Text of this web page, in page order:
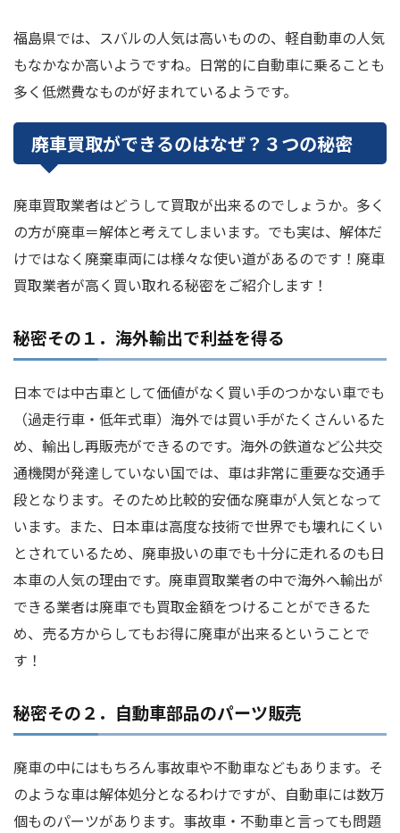
福島県では、スバルの人気は高いものの、軽自動車の人気
もなかなか高いようですね。日常的に自動車に乗ることも
多く低燃費なものが好まれているようです。
廃車買取ができるのはなぜ？３つの秘密
廃車買取業者はどうして買取が出来るのでしょうか。多く
の方が廃車＝解体と考えてしまいます。でも実は、解体だ
けではなく廃棄車両には様々な使い道があるのです！廃車
買取業者が高く買い取れる秘密をご紹介します！
秘密その１．海外輸出で利益を得る
日本では中古車として価値がなく買い手のつかない車でも
（過走行車・低年式車）海外では買い手がたくさんいるた
め、輸出し再販売ができるのです。海外の鉄道など公共交
通機関が発達していない国では、車は非常に重要な交通手
段となります。そのため比較的安価な廃車が人気となって
います。また、日本車は高度な技術で世界でも壊れにくい
とされているため、廃車扱いの車でも十分に走れるのも日
本車の人気の理由です。廃車買取業者の中で海外へ輸出が
できる業者は廃車でも買取金額をつけることができるた
め、売る方からしてもお得に廃車が出来るということで
す！
秘密その２．自動車部品のパーツ販売
廃車の中にはもちろん事故車や不動車などもあります。そ
のような車は解体処分となるわけですが、自動車には数万
個ものパーツがあります。事故車・不動車と言っても問題